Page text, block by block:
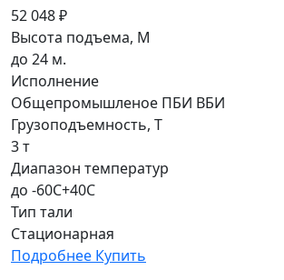
52 048 ₽
Высота подъема, М
до 24 м.
Исполнение
Общепромышленое ПБИ ВБИ
Грузоподъемность, Т
3 т
Диапазон температур
до -60С+40С
Тип тали
Стационарная
Подробнее Купить